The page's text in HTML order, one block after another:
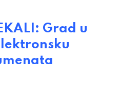
Grad u